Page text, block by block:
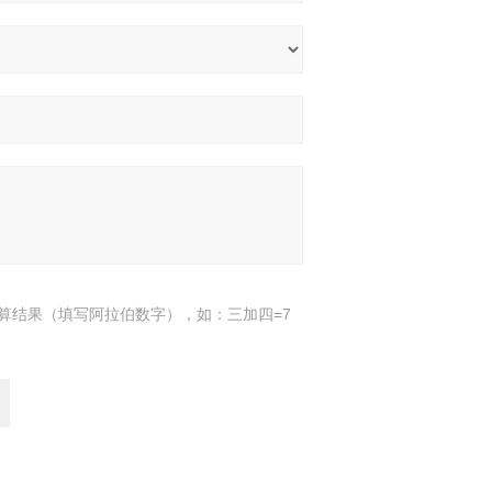
结果（填写阿拉伯数字），如：三加四=7